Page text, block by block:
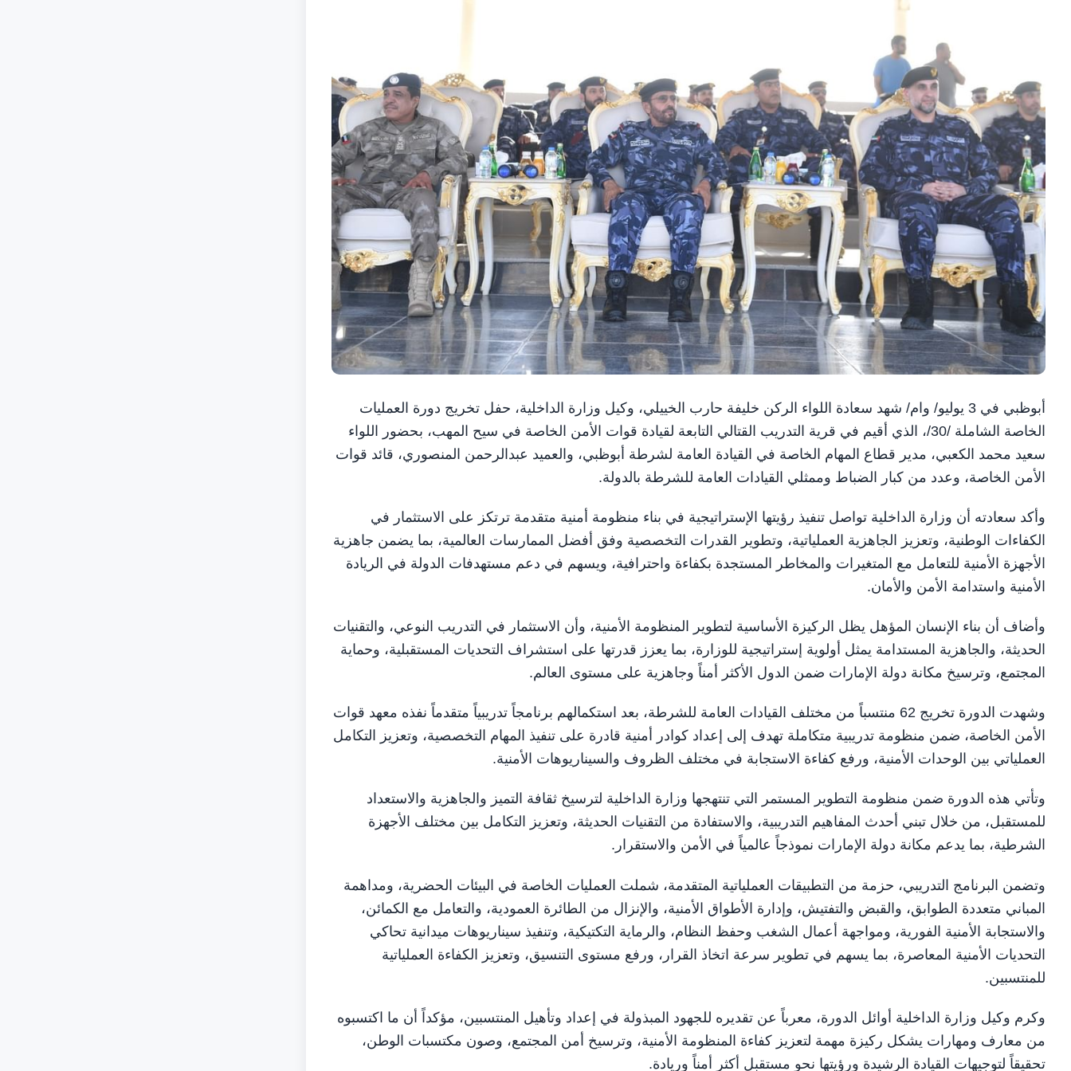
أبوظبي في 3 يوليو/ وام/ شهد سعادة اللواء الركن خليفة حارب الخييلي، وكيل وزارة الداخلية، حفل تخريج دورة العمليات
الخاصة الشاملة /30/، الذي أقيم في قرية التدريب القتالي التابعة لقيادة قوات الأمن الخاصة في سيح المهب، بحضور اللواء
سعيد محمد الكعبي، مدير قطاع المهام الخاصة في القيادة العامة لشرطة أبوظبي، والعميد عبدالرحمن المنصوري، قائد قوات
الأمن الخاصة، وعدد من كبار الضباط وممثلي القيادات العامة للشرطة بالدولة.
وأكد سعادته أن وزارة الداخلية تواصل تنفيذ رؤيتها الإستراتيجية في بناء منظومة أمنية متقدمة ترتكز على الاستثمار في
الكفاءات الوطنية، وتعزيز الجاهزية العملياتية، وتطوير القدرات التخصصية وفق أفضل الممارسات العالمية، بما يضمن جاهزية
الأجهزة الأمنية للتعامل مع المتغيرات والمخاطر المستجدة بكفاءة واحترافية، ويسهم في دعم مستهدفات الدولة في الريادة
الأمنية واستدامة الأمن والأمان.
وأضاف أن بناء الإنسان المؤهل يظل الركيزة الأساسية لتطوير المنظومة الأمنية، وأن الاستثمار في التدريب النوعي، والتقنيات
الحديثة، والجاهزية المستدامة يمثل أولوية إستراتيجية للوزارة، بما يعزز قدرتها على استشراف التحديات المستقبلية، وحماية
المجتمع، وترسيخ مكانة دولة الإمارات ضمن الدول الأكثر أمناً وجاهزية على مستوى العالم.
وشهدت الدورة تخريج 62 منتسباً من مختلف القيادات العامة للشرطة، بعد استكمالهم برنامجاً تدريبياً متقدماً نفذه معهد قوات
الأمن الخاصة، ضمن منظومة تدريبية متكاملة تهدف إلى إعداد كوادر أمنية قادرة على تنفيذ المهام التخصصية، وتعزيز التكامل
العملياتي بين الوحدات الأمنية، ورفع كفاءة الاستجابة في مختلف الظروف والسيناريوهات الأمنية.
وتأتي هذه الدورة ضمن منظومة التطوير المستمر التي تنتهجها وزارة الداخلية لترسيخ ثقافة التميز والجاهزية والاستعداد
للمستقبل، من خلال تبني أحدث المفاهيم التدريبية، والاستفادة من التقنيات الحديثة، وتعزيز التكامل بين مختلف الأجهزة
الشرطية، بما يدعم مكانة دولة الإمارات نموذجاً عالمياً في الأمن والاستقرار.
وتضمن البرنامج التدريبي، حزمة من التطبيقات العملياتية المتقدمة، شملت العمليات الخاصة في البيئات الحضرية، ومداهمة
المباني متعددة الطوابق، والقبض والتفتيش، وإدارة الأطواق الأمنية، والإنزال من الطائرة العمودية، والتعامل مع الكمائن،
والاستجابة الأمنية الفورية، ومواجهة أعمال الشغب وحفظ النظام، والرماية التكتيكية، وتنفيذ سيناريوهات ميدانية تحاكي
التحديات الأمنية المعاصرة، بما يسهم في تطوير سرعة اتخاذ القرار، ورفع مستوى التنسيق، وتعزيز الكفاءة العملياتية
للمنتسبين.
وكرم وكيل وزارة الداخلية أوائل الدورة، معرباً عن تقديره للجهود المبذولة في إعداد وتأهيل المنتسبين، مؤكداً أن ما اكتسبوه
من معارف ومهارات يشكل ركيزة مهمة لتعزيز كفاءة المنظومة الأمنية، وترسيخ أمن المجتمع، وصون مكتسبات الوطن،
تحقيقاً لتوجيهات القيادة الرشيدة ورؤيتها نحو مستقبل أكثر أمناً وريادة.